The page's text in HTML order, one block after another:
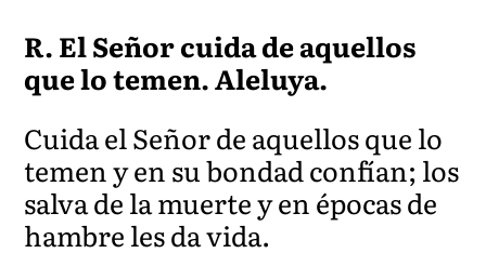
R. El Señor cuida de aquellos
que lo temen. Aleluya.
Cuida el Señor de aquellos que lo
temen y en su bondad confían; los
salva de la muerte y en épocas de
hambreles da vida.